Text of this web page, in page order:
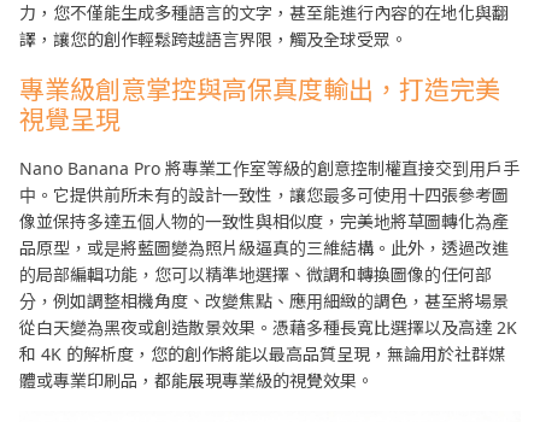
力，您不僅能生成多種語言的文字，甚至能進行內容的在地化與翻
譯，讓您的創作輕鬆跨越語言界限，觸及全球受眾。
專業級創意掌控與高保真度輸出，打造完美
視覺呈現
Nano Banana Pro 將專業工作室等級的創意控制權直接交到用戶手
中。它提供前所未有的設計一致性，讓您最多可使用十四張參考圖
像並保持多達五個人物的一致性與相似度，完美地將草圖轉化為產
品原型，或是將藍圖變為照片級逼真的三維結構。此外，透過改進
的局部編輯功能，您可以精準地選擇、微調和轉換圖像的任何部
分，例如調整相機角度、改變焦點、應用細緻的調色，甚至將場景
從白天變為黑夜或創造散景效果。憑藉多種長寬比選擇以及高達 2K
和 4K 的解析度，您的創作將能以最高品質呈現，無論用於社群媒
體或專業印刷品，都能展現專業級的視覺效果。